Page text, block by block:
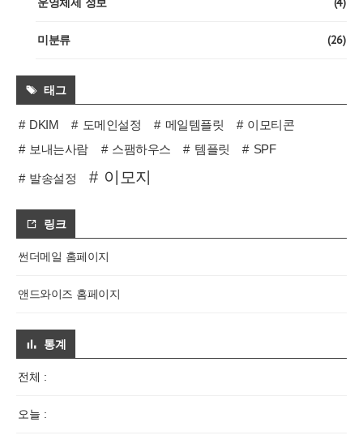
미분류 (26)
태그
DKIM 도메인설정 메일템플릿
이모티콘
보내는사람
스팸하우스 템플릿 SPF
발송설정 이모지
링크
썬더메일 홈페이지
앤드와이즈 홈페이지
통계
전체 :
오늘 :